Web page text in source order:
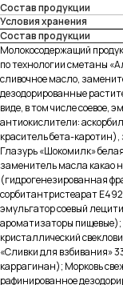
Состав продукции
Условия хранения
Состав продукции
Молокосодержащий
по технологии сметаны
сливочное масло,
дезодорированные
виде, в том числе соевое,
антиокислители:
краситель бета-
Глазурь «Шокомилк»
заменитель масла какао
(гидрогенезированная
сорбитантристеарат
эмульгатор соевый
ароматизаторы пищевые);
кристаллический
«Сливки для взбивания»
каррагинан); Морковь
рафинированное